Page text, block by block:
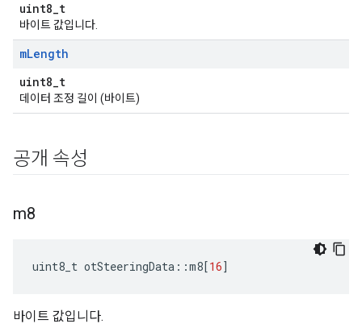
uint8_t
바이트 값입니다.
mLength
uint8_t
데이터 조정 길이 (바이트)
공개 속성
m8
uint8_t otSteeringData ::m8[16]
바이트 값입니다.